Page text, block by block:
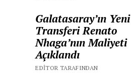
Galatasaray’ın Yeni
Transferi Renato
Nhaga’nın Maliyeti
Açıklandı
EDITOR TARAFINDAN